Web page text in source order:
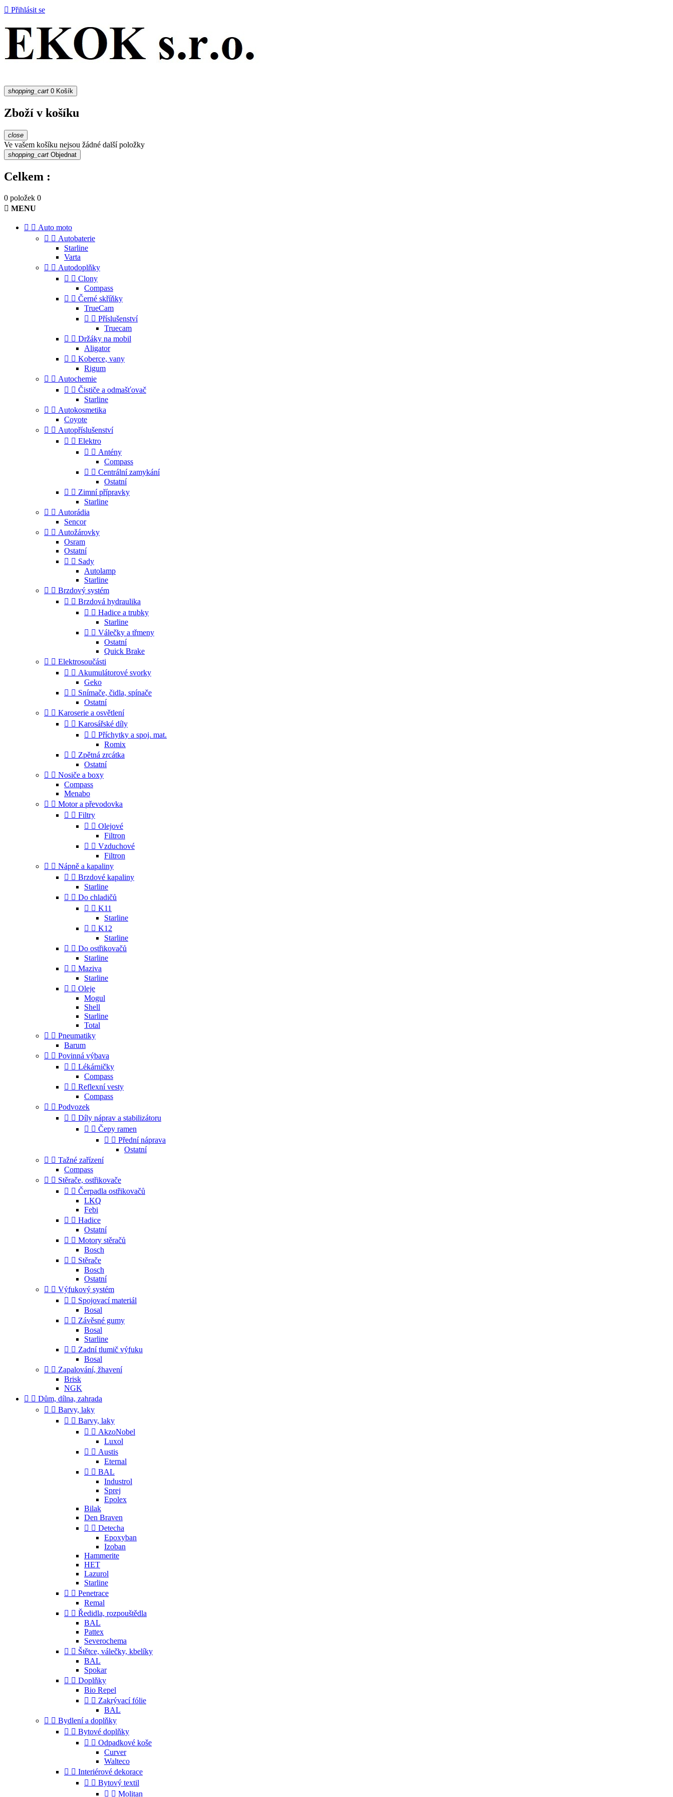
 Přihlásit se
shopping_cart 0 Košík
Zboží v košíku
close
Ve vašem košíku nejsou žádné další položky
shopping_cart Objednat
Celkem :
0 položek 0
 MENU
  Auto moto
  Autobaterie
Starline
Varta
  Autodoplňky
  Clony
Compass
  Černé skříňky
TrueCam
  Příslušenství
Truecam
  Držáky na mobil
Aligator
  Koberce, vany
Rigum
  Autochemie
  Čističe a odmašťovač
Starline
  Autokosmetika
Coyote
  Autopříslušenství
  Elektro
  Antény
Compass
  Centrální zamykání
Ostatní
  Zimní přípravky
Starline
  Autorádia
Sencor
  Autožárovky
Osram
Ostatní
  Sady
Autolamp
Starline
  Brzdový systém
  Brzdová hydraulika
  Hadice a trubky
Starline
  Válečky a třmeny
Ostatní
Quick Brake
  Elektrosoučásti
  Akumulátorové svorky
Geko
  Snímače, čidla, spínače
Ostatní
  Karoserie a osvětlení
  Karosářské díly
  Příchytky a spoj. mat.
Romix
  Zpětná zrcátka
Ostatní
  Nosiče a boxy
Compass
Menabo
  Motor a převodovka
  Filtry
  Olejové
Filtron
  Vzduchové
Filtron
  Nápně a kapaliny
  Brzdové kapaliny
Starline
  Do chladičů
  K11
Starline
  K12
Starline
  Do ostřikovačů
Starline
  Maziva
Starline
  Oleje
Mogul
Shell
Starline
Total
  Pneumatiky
Barum
  Povinná výbava
  Lékárničky
Compass
  Reflexní vesty
Compass
  Podvozek
  Díly náprav a stabilizátoru
  Čepy ramen
  Přední náprava
Ostatní
  Tažné zařízení
Compass
  Stěrače, ostřikovače
  Čerpadla ostřikovačů
LKQ
Febi
  Hadice
Ostatní
  Motory stěračů
Bosch
  Stěrače
Bosch
Ostatní
  Výfukový systém
  Spojovací materiál
Bosal
  Závěsné gumy
Bosal
Starline
  Zadní tlumič výfuku
Bosal
  Zapalování, žhavení
Brisk
NGK
  Dům, dílna, zahrada
  Barvy, laky
  Barvy, laky
  AkzoNobel
Luxol
  Austis
Eternal
  BAL
Industrol
Sprej
Epolex
Bilak
Den Braven
  Detecha
Epoxyban
Izoban
Hammerite
HET
Lazurol
Starline
  Penetrace
Remal
  Ředidla, rozpouštědla
BAL
Pattex
Severochema
  Štětce, válečky, kbelíky
BAL
Spokar
  Doplňky
Bio Repel
  Zakrývací fólie
BAL
  Bydlení a doplňky
  Bytové doplňky
  Odpadkové koše
Curver
Walteco
  Interiérové dekorace
  Bytový textil
  Molitan